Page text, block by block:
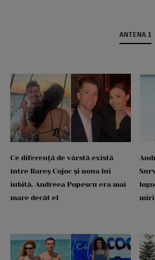
ANTENA 1
Ce diferență de vârstă există
între Rareș Cojoc și noua lui
iubită. Andreea Popescu era mai
mare decât el
miri